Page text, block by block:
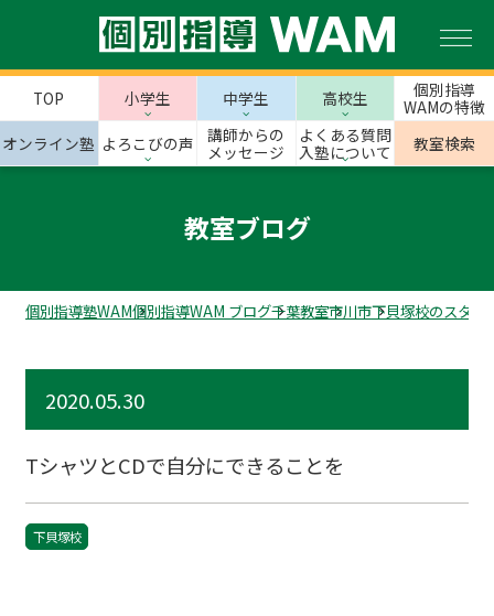
TOP 小学生 中学生 高校生
個別指導
WAMの特徴
オンライン塾 よろこびの声
講師からの
メッセージ
よくある質問
入塾について
教室検索
教室ブログ
個別指導塾WAM個別指導WAM ブログ千葉教室市川市下貝塚校のスタッ
2020.05.30
TシャツとCDで自分にできることを
下貝塚校